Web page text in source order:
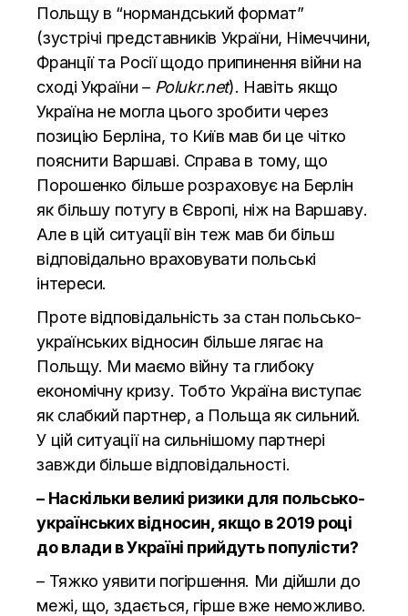
Польщу в “нормандський формат”
(зустрічі представників України, Німеччини,
Франції та Росії щодо припинення війни на
сході України – Polukr.net). Навіть якщо
Україна не могла цього зробити через
позицію Берліна, то Київ мав би це чітко
пояснити Варшаві. Справа в тому, що
Порошенко більше розраховує на Берлін
як більшу потугу в Європі, ніж на Варшаву.
Але в цій ситуації він теж мав би більш
відповідально враховувати польські
інтереси.
Проте відповідальність за стан польсько-
українських відносин більше лягає на
Польщу. Ми маємо війну та глибоку
економічну кризу. Тобто Україна виступає
як слабкий партнер, а Польща як сильний.
У цій ситуації на сильнішому партнері
завжди більше відповідальності.
– Наскільки великі ризики для польсько-
українських відносин, якщо в 2019 році
до влади в Україні прийдуть популісти?
– Тяжко уявити погіршення. Ми дійшли до
межі, що, здається, гірше вже неможливо.